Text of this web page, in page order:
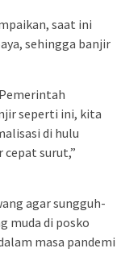
saat ini
sehingga banjir
seperti ini, kita
di hulu
cepat surut,”
agar sungguh-
muda di posko
masa pandemi